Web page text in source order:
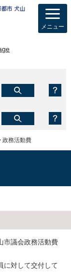
メニュー
政務活動費
市議会政務活動費
に対して交付して